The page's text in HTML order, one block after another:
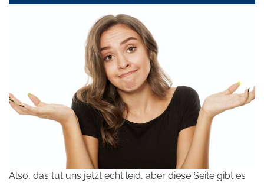
Also, das tut uns jetzt echt leid, aber diese Seite gibt es